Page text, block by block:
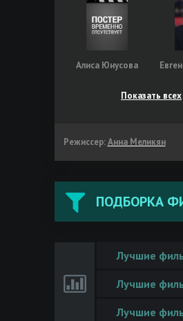
Алиса Юнусова
Показать всех
Режиссер: Анна Меликян
ПОДБОРКА
Лучшие
Лучшие
Лучшие